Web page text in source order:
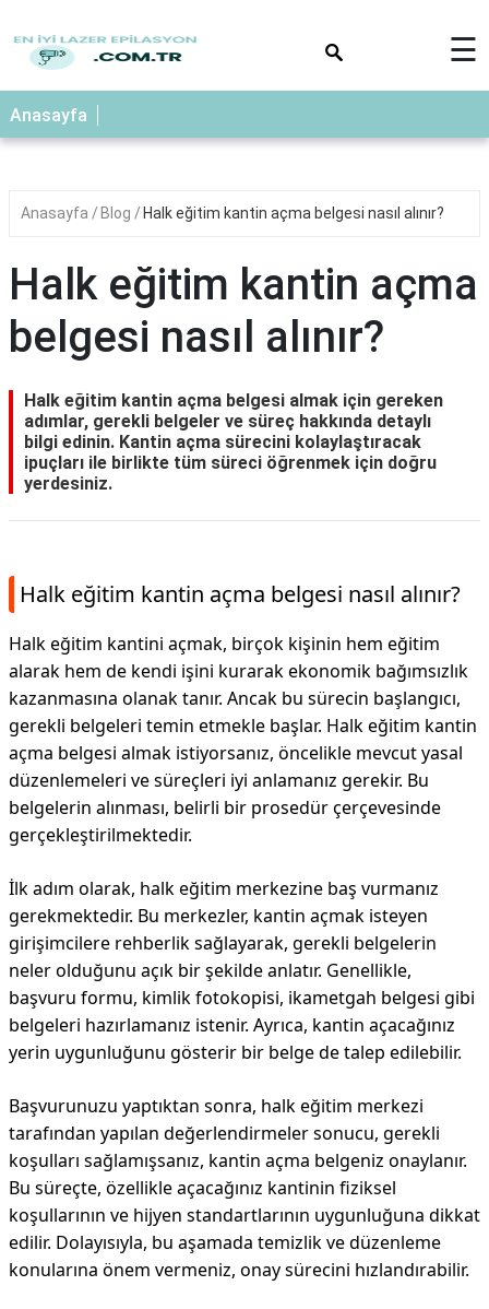
☰
Anasayfa
Anasayfa Blog Halk eğitim kantin açma belgesi nasıl alınır?
Halk eğitim kantin açma
belgesi nasıl alınır?
Halk eğitim kantin açma belgesi almak için gereken
adımlar, gerekli belgeler ve süreç hakkında detaylı
bilgi edinin. Kantin açma sürecini kolaylaştıracak
ipuçları ile birlikte tüm süreci öğrenmek için doğru
yerdesiniz.
Halk eğitim kantin açma belgesi nasıl alınır?
Halk eğitim kantini açmak, birçok kişinin hem eğitim
alarak hem de kendi işini kurarak ekonomik bağımsızlık
kazanmasına olanak tanır. Ancak bu sürecin başlangıcı,
gerekli belgeleri temin etmekle başlar. Halk eğitim kantin
açma belgesi almak istiyorsanız, öncelikle mevcut yasal
düzenlemeleri ve süreçleri iyi anlamanız gerekir. Bu
belgelerin alınması, belirli bir prosedür çerçevesinde
gerçekleştirilmektedir.
İlk adım olarak, halk eğitim merkezine baş vurmanız
gerekmektedir. Bu merkezler, kantin açmak isteyen
girişimcilere rehberlik sağlayarak, gerekli belgelerin
neler olduğunu açık bir şekilde anlatır. Genellikle,
başvuru formu, kimlik fotokopisi, ikametgah belgesi gibi
belgeleri hazırlamanız istenir. Ayrıca, kantin açacağınız
yerin uygunluğunu gösterir bir belge de talep edilebilir.
Başvurunuzu yaptıktan sonra, halk eğitim merkezi
tarafından yapılan değerlendirmeler sonucu, gerekli
koşulları sağlamışsanız, kantin açma belgeniz onaylanır.
Bu süreçte, özellikle açacağınız kantinin fiziksel
koşullarının ve hijyen standartlarının uygunluğuna dikkat
edilir. Dolayısıyla, bu aşamada temizlik ve düzenleme
konularına önem vermeniz, onay sürecini hızlandırabilir.